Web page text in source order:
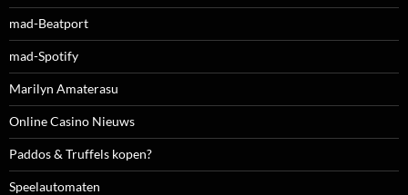
mad-Beatport
mad-Spotify
Marilyn Amaterasu
Online Casino Nieuws
Paddos & Truffels kopen?
Speelautomaten